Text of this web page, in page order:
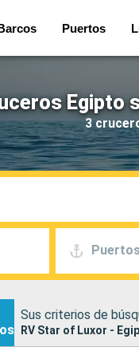
Puertos
Egipto
3
Puertos
Sus criterios de
RV Star of Luxor -